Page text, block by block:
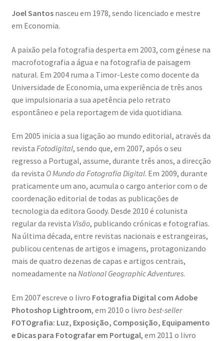
Joel Santosnasceu em 1978, sendo licenciado e mestre
em Economia.
A paixão pela fotografia desperta em 2003, com génese na
macrofotografia a água e na fotografia de paisagem
natural. Em 2004 ruma a Timor-Leste como docente da
Universidade de Economia, uma experiência de três anos
que impulsionaria a sua apetência pelo retrato
espontâneo e pela reportagem de vida quotidiana.
Em 2005 inicia a sua ligação ao mundo editorial, através da
revista Fotodigital, sendo que, em 2007, após o seu
regresso a Portugal, assume, durante três anos, a direcção
da revista O Mundo da Fotografia Digital. Em 2009, durante
praticamente um ano, acumula o cargo anterior com o de
coordenação editorial de todas as publicações de
tecnologia da editora Goody. Desde 2010 é colunista
regular da revista Visão, publicando crónicas e fotografias.
Na última década, entre revistas nacionais e estrangeiras,
publicou centenas de artigos e imagens, protagonizando
mais de quatro dezenas de capas e artigos centrais,
nomeadamente na National Geographic Adventures.
Em 2007 escreve o livro Fotografia Digital com Adobe
Photoshop Lightroom, em 2010 o livro best-seller
FOTOgrafia: Luz, Exposição, Composição, Equipamento
e Dicas para Fotografar em Portugal, em 2011 o livro